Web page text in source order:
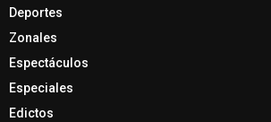
Deportes
Zonales
Espectáculos
Especiales
Edictos